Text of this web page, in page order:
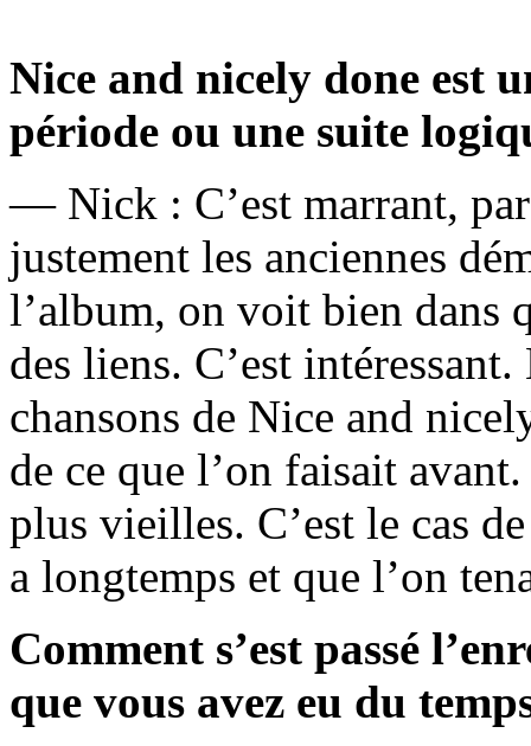
Nice and nicely done est
période ou une suite
— Nick : C’est marrant,
justement les anciennes
l’album, on voit bien dans
des liens. C’est
chansons de Nice and
de ce que l’on faisait
plus vieilles. C’est le cas
a longtemps et que l’on
Comment s’est passé
que vous avez eu du